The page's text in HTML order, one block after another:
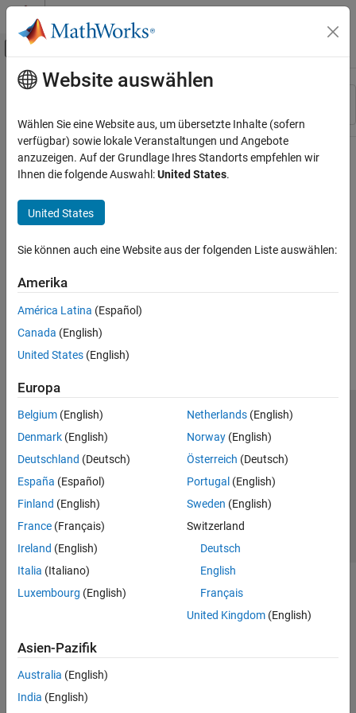
Weiter zum Inhalt
Umschaltung für Off-Canvas-
Ressource
Hauptinhalt
Website auswählen
Wählen Sie eine Website aus, um übersetzte Inhalte (sofern
verfügbar) sowie lokale Veranstaltungen und Angebote
anzuzeigen. Auf der Grundlage Ihres Standorts empfehlen wir
Ihnen die folgende Auswahl:United States.
United States
Sie können auch eine Website aus der folgenden Liste auswählen:
Amerika
América Latina (Español)
Canada (English)
United States (English)
Europa
Belgium (English)
Denmark (English)
Deutschland (Deutsch)
España (Español)
Finland (English)
France (Français)
Ireland (English)
Italia (Italiano)
Luxembourg (English)
Netherlands(English)
Norway(English)
Österreich (Deutsch)
Portugal (English)
Sweden (English)
Switzerland
Deutsch
English
Français
United Kingdom(English)
Asien-Pazifik
Australia (English)
India (English)
Trust Center
Datenschutz-Richtlinien
Datendiebstahl verhindern
Status von Anwendungen
© 1994-2026 The MathWorks, Inc.
Website auswählen
Deutschland